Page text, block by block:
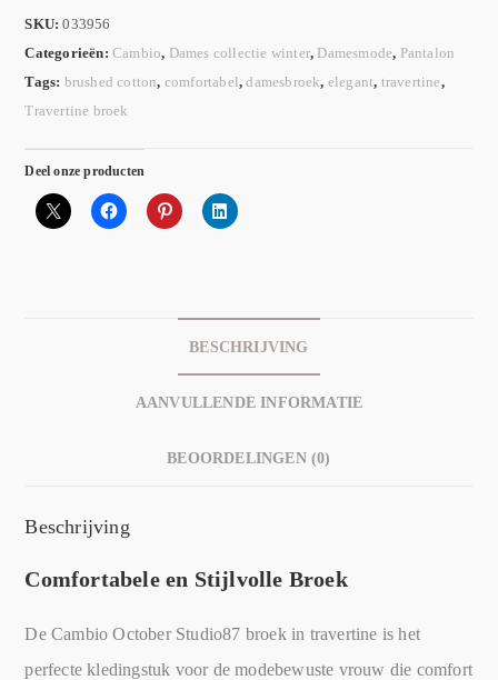
SKU:033956
Categorieën:Cambio, Dames collectie winter, Damesmode, Pantalon
Tags: brushed cotton, comfortabel,damesbroek, elegant, travertine,
Travertine broek
Deel onze producten
BESCHRIJVING
AANVULLENDE INFORMATIE
BEOORDELINGEN (0)
Beschrijving
Comfortabele en Stijlvolle Broek
De Cambio October Studio87 broek in travertine is het
perfecte kledingstuk voor de modebewuste vrouw die comfort